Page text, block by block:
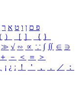
פ ם ן ו ט א ר
） ［ ］ ｛ ｝
≫ √ ∽ ∝ ∵ ∫ ∬ ∈ ∋
＋ － ＜ ＝
＞
¡ ¿ ː ！ ＇ ， ． ／
：